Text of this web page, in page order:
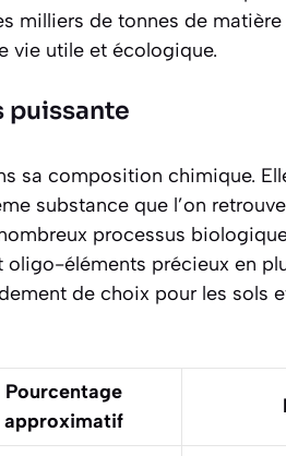
milliers de tonnes de
vie utile et écologique.
puissante
sa composition chimique.
substance que l’on
processus
oligo-éléments précieux en
de choix pour les sols
Pourcentage
approximatif